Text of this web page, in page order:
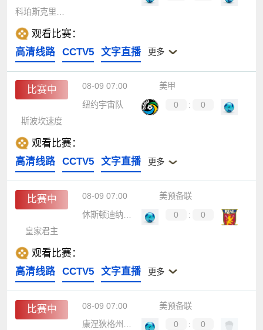
观看比赛：
高清线路
CCTV5 文字直播 更多
比赛中 08-09 07:00
美甲
纽约宇宙队
0 :
0
斯波坎速度
观看比赛：
高清线路
CCTV5 文字直播 更多
比赛中 08-09 07:00
美预备联
0 :
0
皇家君主
观看比赛：
高清线路
CCTV5 文字直播 更多
比赛中 08-09 07:00
美预备联
康涅狄格州联合FC
0 :
0